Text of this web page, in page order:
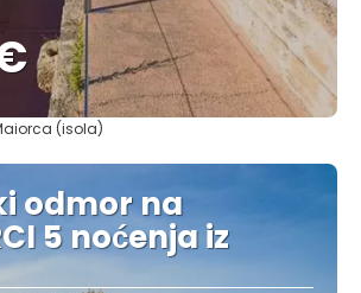
Vedere
(isola)
odmor na
5 noćenja iz